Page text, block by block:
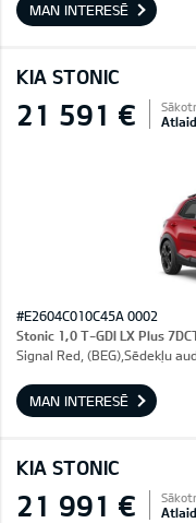
MAN INTERESĒ
KIA STONIC
21 591 €
#E2604C010C45A 0002
Stonic 1,0 T-GDI LX Plus
Signal Red, (BEG),Sēdekļu
MAN INTERESĒ
KIA STONIC
21 991 €